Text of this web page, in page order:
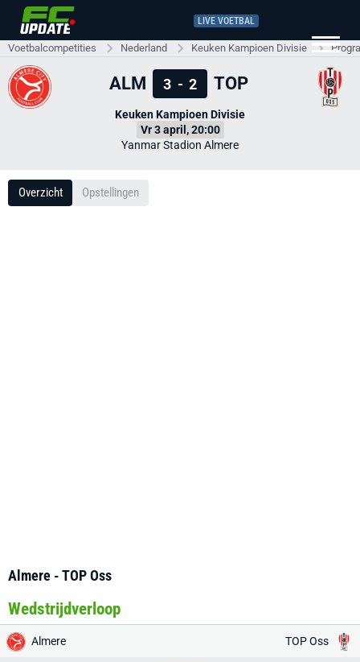
LIVE VOETBAL
Voetbalcompetities Nederland Keuken Kampioen Divisie
ALM 3 - 2 TOP
Keuken Kampioen Divisie
Vr 3 april, 20:00
Yanmar Stadion Almere
Overzicht Opstellingen
Almere - TOP Oss
Wedstrijdverloop
Almere TOP Oss